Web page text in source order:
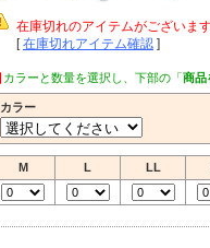
在庫切れのアイテムがございます
[在庫切れアイテム確認 ]
カラーと数量を選択し、下部の「商品
カラー
M L LL